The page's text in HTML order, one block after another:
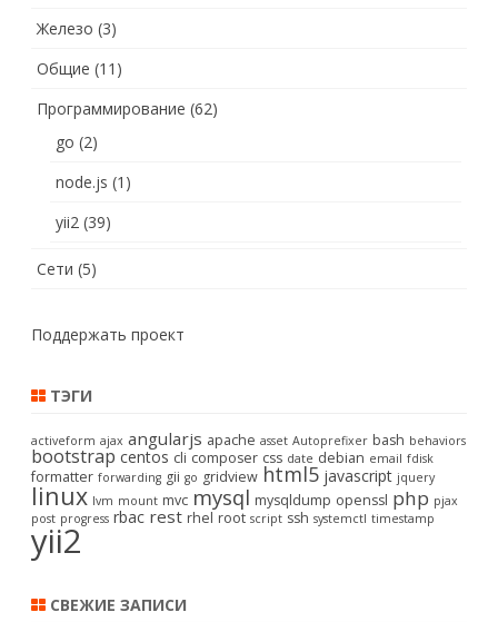
Железо (3)
Общие (11)
Программирование (62)
go (2)
node.js (1)
yii2 (39)
Сети (5)
Поддержать проект
ТЭГИ
activeform ajax angularjs apache asset Autoprefixer bash behaviors
bootstrap centos cli composer css date debian email fdisk
formatter forwarding gii go gridview html5 javascript jquery
linux lvm mount mvc mysql mysqldump openssl php pjax
post progress rbac rest rhel root script ssh systemctl timestamp
yii2
СВЕЖИЕ ЗАПИСИ